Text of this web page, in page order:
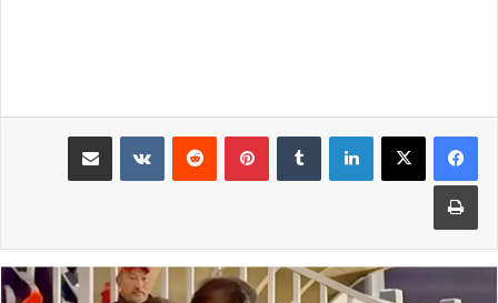
لينكدإن بينتيريست
مشاركة عبر البريد
طباعة